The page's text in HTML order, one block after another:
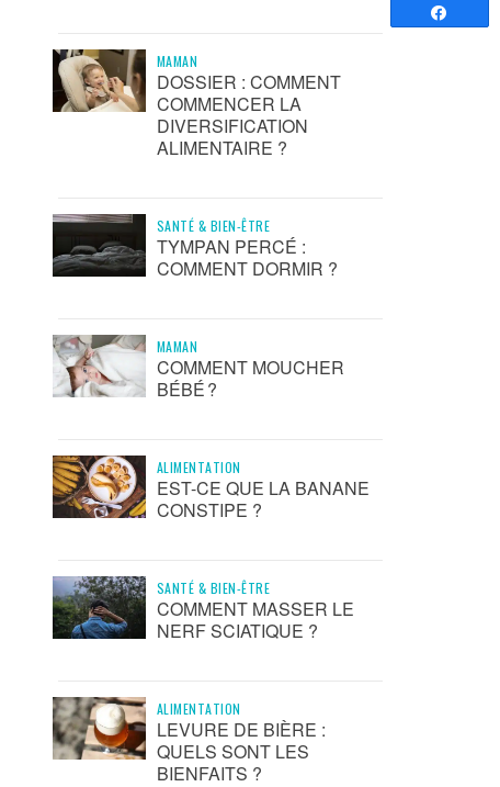
MAMAN
DOSSIER : COMMENT
COMMENCER LA
DIVERSIFICATION
ALIMENTAIRE ?
SANTÉ & BIEN-ÊTRE
TYMPAN PERCÉ :
COMMENT DORMIR ?
MAMAN
COMMENT MOUCHER
BÉBÉ ?
ALIMENTATION
EST-CE QUE LA BANANE
CONSTIPE ?
SANTÉ & BIEN-ÊTRE
COMMENT MASSER LE
NERF SCIATIQUE ?
ALIMENTATION
LEVURE DE BIÈRE :
QUELS SONT LES
BIENFAITS ?